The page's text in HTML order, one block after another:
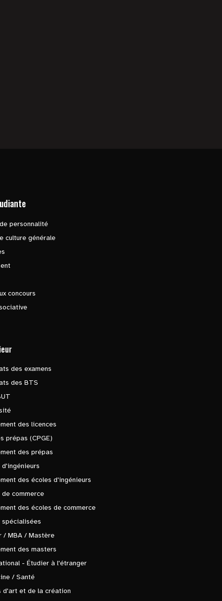
personnalité
culture générale
concours
des examens
des BTS
des licences
prépas (CPGE)
des prépas
d'ingénieurs
des écoles d'ingénieurs
de commerce
des écoles de commerce
spécialisées
/ MBA / Mastère
des masters
- Étudier à l'étranger
/ Santé
d'art et de la création